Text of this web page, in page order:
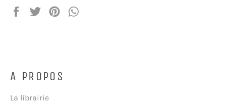
PartagerTweeterÉpingler
A PROPOS
La librairie